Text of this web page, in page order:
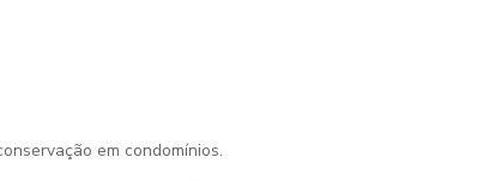
em condomínios.